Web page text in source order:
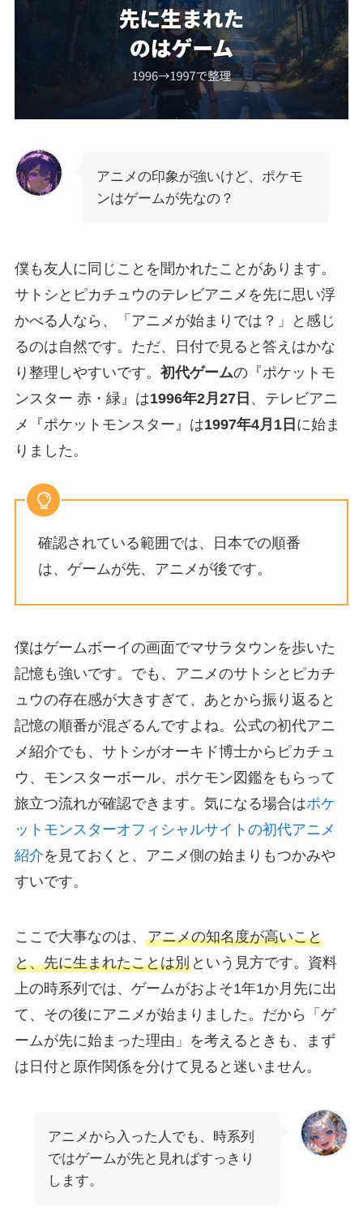
アニメの印象が強いけど、ポケモ
ンはゲームが先なの？
僕も友人に同じことを聞かれたことがあります。
サトシとピカチュウのテレビアニメを先に思い浮
かべる人なら、「アニメが始まりでは？」と感じ
るのは自然です。ただ、日付で見ると答えはかな
り整理しやすいです。 初代ゲームの『ポケットモ
ンスター 赤・緑』は1996年2月27日 、テレビアニ
メ『ポケットモンスター』は1997年4月1日 に始ま
りました。
確認されている範囲では、日本での順番
は、ゲームが先、アニメが後です。
僕はゲームボーイの画面でマサラタウンを歩いた
記憶も強いです。でも、アニメのサトシとピカチ
ュウの存在感が大きすぎて、あとから振り返ると
記憶の順番が混ざるんですよね。公式の初代アニ
メ紹介でも、サトシがオーキド博士からピカチュ
ウ、モンスターボール、ポケモン図鑑をもらって
旅立つ流れが確認できます。気になる場合はポケ
ットモンスターオフィシャルサイトの初代アニメ
紹介を見ておくと、アニメ側の始まりもつかみや
すいです。
ここで大事なのは、 アニメの知名度が高いこと
と、先に生まれたことは別という見方です。資料
上の時系列では、ゲームがおよそ1年1か月先に出
て、その後にアニメが始まりました。だから「ゲ
ームが先に始まった理由」を考えるときも、まず
は日付と原作関係を分けて見ると迷いません。
アニメから入った人でも、時系列
ではゲームが先と見ればすっきり
します。